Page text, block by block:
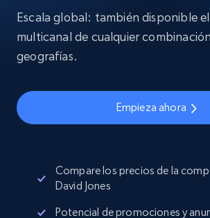
Escala global: también disponible
multicanal de cualquier
geografías.
Empieza ahora
Compare los precios de la
David Jones
Potencial de promociones y